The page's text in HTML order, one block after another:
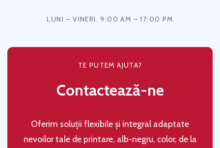
LUNI – VINERI, 9:00 AM – 17:00 PM
TE PUTEM AJUTA?
Contactează-ne
Oferim soluţii flexibile şi integral adaptate
nevoilor tale de printare, alb-negru, color, de la